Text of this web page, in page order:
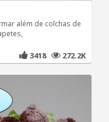
além de colchas de
3418 272.2K